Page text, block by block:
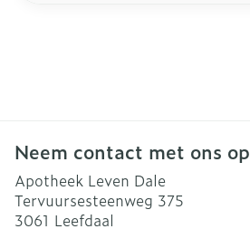
Neem contact met ons op
Apotheek Leven Dale
Tervuursesteenweg 375
3061 Leefdaal